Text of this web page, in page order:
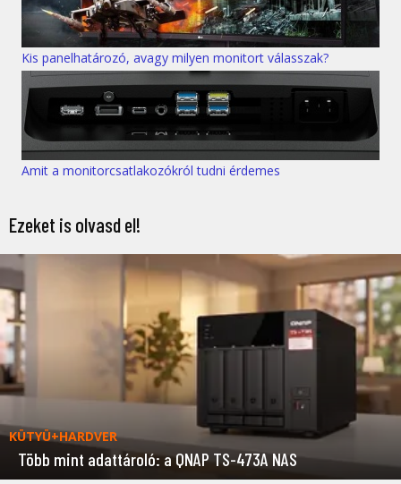
Kis panelhatározó, avagy milyen monitort válasszak?
Amit a monitorcsatlakozókról tudni érdemes
Ezeket is olvasd el!
KÜTYÜ+HARDVER
Több mint adattároló: a QNAP TS-473A NAS